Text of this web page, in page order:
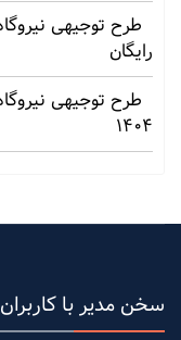
رایگان
1404
سخن مدیر با کاربران